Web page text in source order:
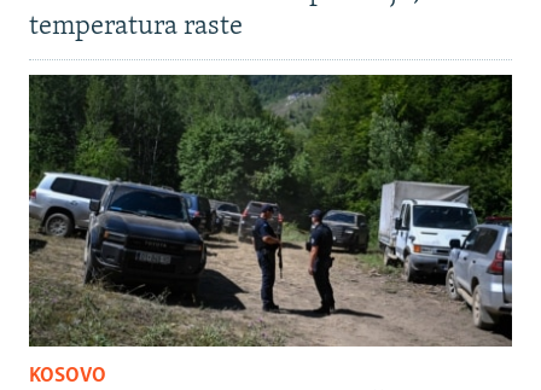
temperatura raste
KOSOVO